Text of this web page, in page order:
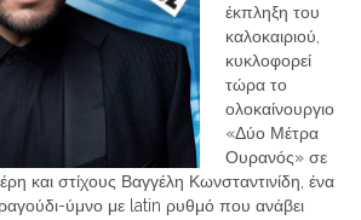
έκπληξη του
καλοκαιριού,
κυκλοφορεί
τώρα το
ολοκαίνουργιο
«Δύο Μέτρα
Ουρανός» σε
και στίχους Βαγγέλη Κωνσταντινίδη, ένα
ύμνο με latin ρυθμό που ανάβει